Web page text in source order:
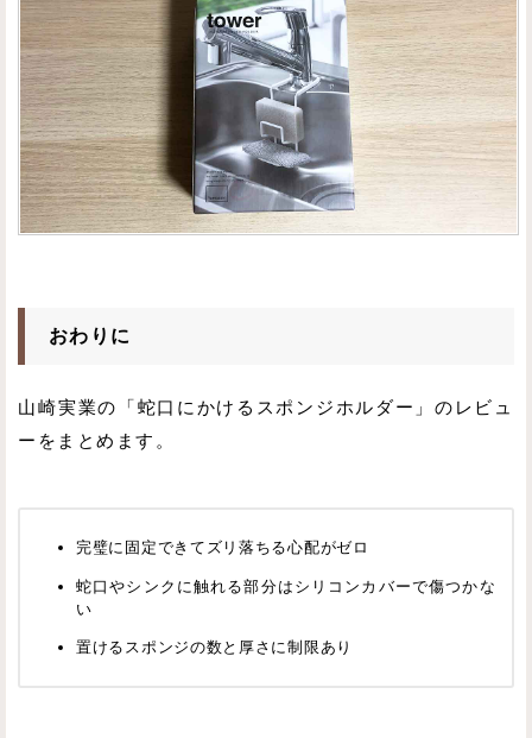
おわりに
山崎実業の「蛇口にかけるスポンジホルダー」のレビュ
ーをまとめます。
完璧に固定できてズリ落ちる心配がゼロ
蛇口やシンクに触れる部分はシリコンカバーで傷つかな
い
置けるスポンジの数と厚さに制限あり